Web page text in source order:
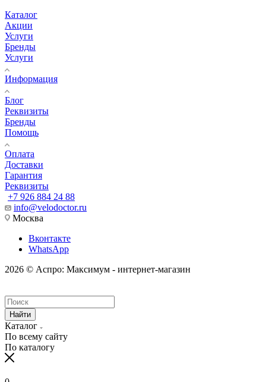
Каталог
Акции
Услуги
Бренды
Услуги
Информация
Блог
Реквизиты
Бренды
Помощь
Оплата
Доставки
Гарантия
Реквизиты
+7 926 884 24 88
info@velodoctor.ru
Москва
Вконтакте
WhatsApp
2026 © Аспро: Максимум - интернет-магазин
Найти
Каталог
По всему сайту
По каталогу